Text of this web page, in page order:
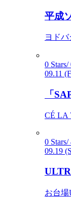
平成
ヨド
0
09.11
「
CÉ LA
0
09.19
お台場